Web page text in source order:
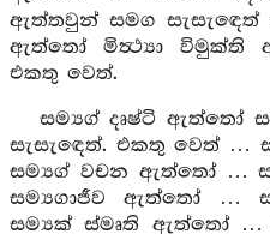
ඇත්තවුන් සමග සැසැඳෙත්
ඇත්තෝ මිත්‍ථ්‍යා විමුක්ති
එකතු වෙත්.
සම්‍යග් දෘෂ්ටි ඇත්තෝ
සැසැඳෙත්. එකතු වෙත්
සම්‍යග් වචන ඇත්තෝ …
සම්‍යගාජීව ඇත්තෝ …
සම්‍යක් ස්මෘති ඇත්තෝ